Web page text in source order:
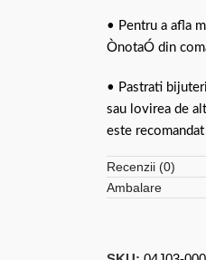
• Pentru a afla
ÒnotaÓ din
• Pastrati
sau lovirea de
este
Recenzii (0)
Ambalare